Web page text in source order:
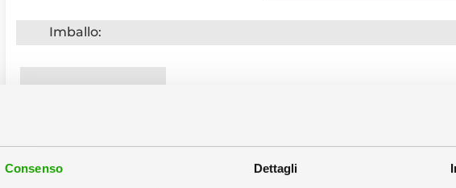
Consenso Dettagli
Imballo:
Inscatolati singolarmente